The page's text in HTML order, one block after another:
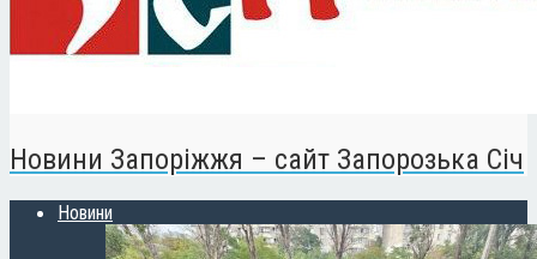
Новини Запоріжжя – сайт Запорозька Січ
Новини